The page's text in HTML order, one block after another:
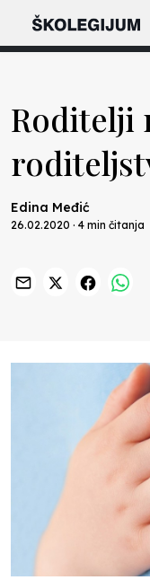
Roditelji
Edina Međić
26.02.2020 · 4 min čitanja